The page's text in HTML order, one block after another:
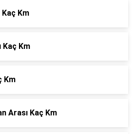
Km
Kaç Km
Km
Arası Kaç Km